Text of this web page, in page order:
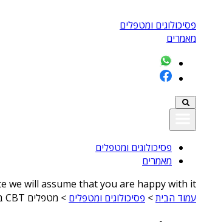
פסיכולוגים ומטפלים
מאמרים
פסיכולוגים ומטפלים
מאמרים
we will assume that you are happy with it
עמוד הבית> פסיכולוגים ומטפלים > מטפלים CBT בנהריה